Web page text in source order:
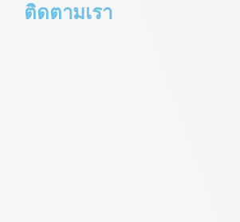
ติดตามเรา